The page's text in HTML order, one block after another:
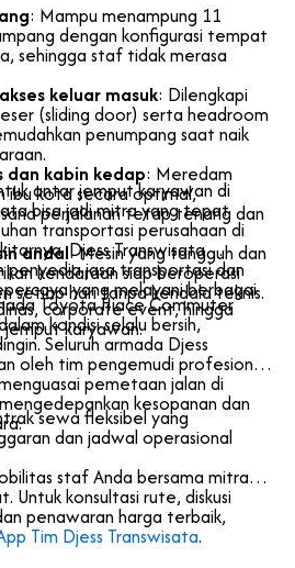
: Mampu menampung 11
dengan konfigurasi tempat
sehingga staf tidak merasa
keluar masuk: Dilengkapi
(sliding door) serta headroom
penumpang saat naik
dan kabin kedap: Meredam
ibu kota secara optimal,
perjalanan tetap tenang dan
andal: Mesin yang tangguh dan
kendaraan siap beroperasi
setiap hari tanpa kendala teknis.
antar jemput karyawan di
bisa jadi mitra yang tepat
transportasi perusahaan di
Djess Transwisata
penyedia jasa transportasi dan
yang melayani berbagai
corporate event, hingga
karyawan.
Toyota Hiace Commuter
kondisi selalu bersih,
Seluruh armada Djess
oleh tim pengemudi profesional
pemetaan jalan di
kesopanan dan
sewa fleksibel yang
dan jadwal operasional
staf Anda bersama mitra
Untuk konsultasi rute, diskusi
penawaran harga terbaik,
Tim Djess Transwisata.